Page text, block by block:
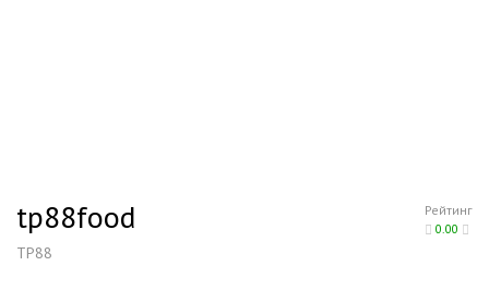
Рейтинг
0.00
tp88food
TP88